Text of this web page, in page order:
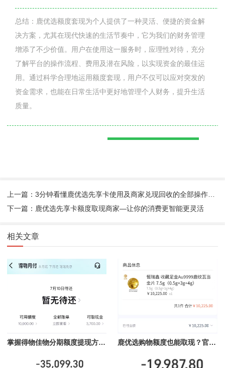
总结：鹿优选额度套现为个人提供了一种灵活、便捷的资金解
决方案，尤其在现代快速的生活节奏中，它为我们的财务管理
增添了不少价值。用户在使用这一服务时，应理性对待，充分
了解平台的操作流程、费用及潜在风险，以实现资金的最佳运
用。通过科学合理地运用额度套现，用户不仅可以应对突发的
资金需求，也能在日常生活中更好地管理个人财务，提升生活
质量。
上一篇：3分钟看懂鹿优选先享卡使用及商家兑现回收的全部操作流程分享
下一篇：鹿优选先享卡额度取现商家—让你的消费更智能更灵活
相关文章
掌握得物佳物分期额度提现方法，轻松提现秒到不再难 鹿优选购物额度也能取现？官方可行办法全解析